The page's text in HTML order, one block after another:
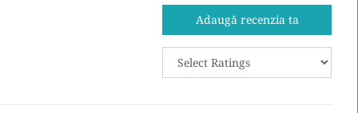
Adaugă recenzia ta